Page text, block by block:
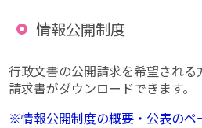
情報公開制度
行政文書の公開請求を希望される
請求書がダウンロードできます。
※情報公開制度の概要・公表のペ